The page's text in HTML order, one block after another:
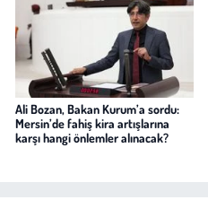
Ali Bozan, Bakan Kurum’a sordu:
Mersin’de fahiş kira artışlarına
karşı hangi önlemler alınacak?